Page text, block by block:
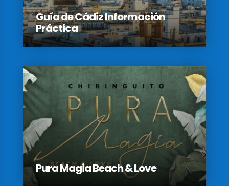
Guía de Cádiz Información
Práctica
Pura Magia Beach & Love